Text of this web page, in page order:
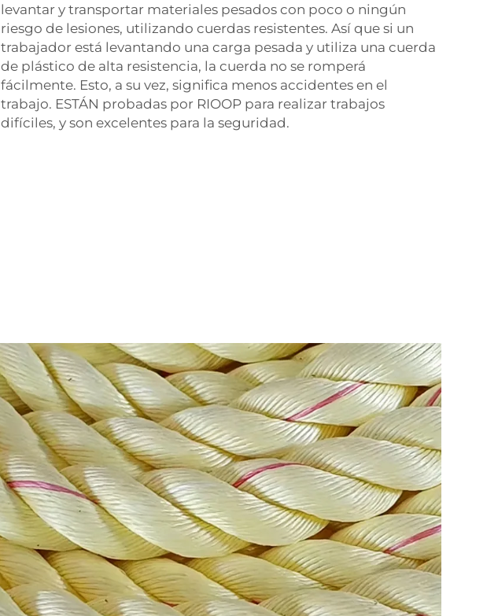
levantar y transportar materiales pesados con poco o ningún
riesgo de lesiones, utilizando cuerdas resistentes. Así que si un
trabajador está levantando una carga pesada y utiliza una cuerda
de plástico de alta resistencia, la cuerda no se romperá
fácilmente. Esto, a su vez, significa menos accidentes en el
trabajo. ESTÁN probadas por RIOOP para realizar trabajos
difíciles, y son excelentes para la seguridad.